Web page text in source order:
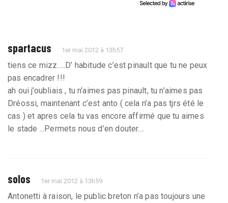
spartacus 1er mai 2012 à 13h57
tiens ce mizz.....D’ habitude c’est pinault que tu ne peux
pas encadrer !!!
ah oui j’oubliais , tu n’aimes pas pinault, tu n’aimes pas
Dréossi, maintenant c’est anto ( cela n’a pas tjrs été le
cas ) et apres cela tu vas encore affirmé que tu aimes
le stade ...Permets nous d’en douter....
solos 1er mai 2012 à 13h59
Antonetti à raison, le public breton n’a pas toujours une